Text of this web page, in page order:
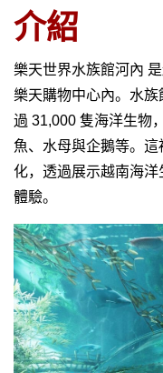
南
好
的
合
作
夥
伴！
南
LOCAL
旅
行
社
介紹
樂天世界水族館河內
樂天購物中心內。 水族
過 31,000 隻海洋生物
魚、水母與企鵝等。 這
化，透過展示越南海
體驗。